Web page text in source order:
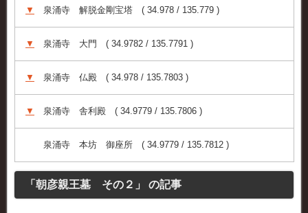
▼ 泉涌寺 解脱金剛宝塔 ( 34.978 / 135.779 )
▼ 泉涌寺 大門 ( 34.9782 / 135.7791 )
▼ 泉涌寺 仏殿 ( 34.978 / 135.7803 )
▼ 泉涌寺 舎利殿 ( 34.9779 / 135.7806 )
泉涌寺 本坊 御座所 ( 34.9779 / 135.7812 )
「朝彦親王墓 その２」 の記事